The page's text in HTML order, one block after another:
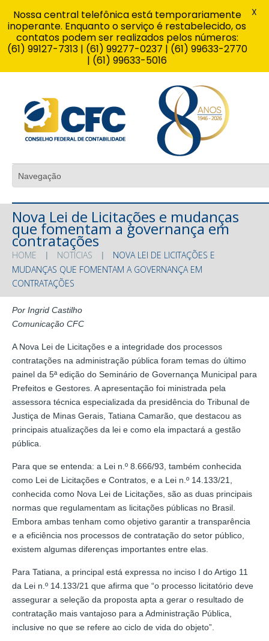
Nova Lei de Licitações e mudanças
que fomentam a governança em
contratações
HOME NOTÍCIAS
NOVA LEI DE LICITAÇÕES E
MUDANÇAS QUE FOMENTAM A GOVERNANÇA EM
CONTRATAÇÕES
Por Ingrid Castilho
Comunicação CFC
A Nova Lei de Licitações e a integridade dos processos
contratações na administração pública foram temas do último
painel da 5ª edição do Seminário de Governança Municipal para
Prefeitos e Gestores. A apresentação foi ministrada pela
assessora técnica especializada da presidência do Tribunal de
Justiça de Minas Gerais, Tatiana Camarão, que destacou as
principais atualizações da lei e como ela impactará a gestão
pública.
Para que se entenda: a Lei n.º 8.666/93, também conhecida
como Lei de Licitações e Contratos, e a Lei n.º 14.133/21,
conhecida como Nova Lei de Licitações, são as duas principais
normas que regulamentam as licitações públicas no Brasil.
Embora ambas tenham como objetivo garantir a transparência
e a eficiência nos processos de contratação do setor público,
existem algumas diferenças importantes entre elas.
Para Tatiana, a principal está expressa no inciso I do Artigo 11
da Lei n.º 14.133/21 que afirma que “o processo licitatório deve
assegurar a seleção da proposta apta a gerar o resultado de
contratação mais vantajoso para a Administração Pública,
inclusive no que se refere ao ciclo de vida do objeto”.
Nossa central telefônica está temporariamente
inoperante. Enquanto o serviço é restabelecido, os
contatos podem ser realizados pelos números:
(61) 99127-7313 | (61) 99277-0237 | (61) 99633-2770
| (61) 99633-5016
X